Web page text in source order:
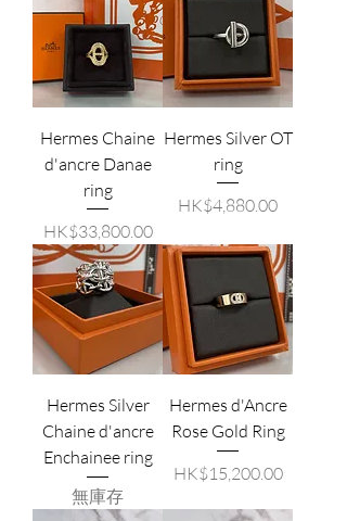
Hermes Chaine
d'ancre Danae
ring
價格
HK$33,800.00
Hermes Silver OT
ring
價格
HK$4,880.00
Hermes Silver
Chaine d'ancre
Enchainee ring
無庫存
Hermes d'Ancre
Rose Gold Ring
價格
HK$15,200.00